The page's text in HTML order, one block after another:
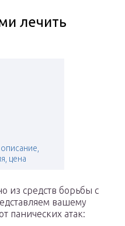
лечить
цена
из средств борьбы с
вашему
панических атак: